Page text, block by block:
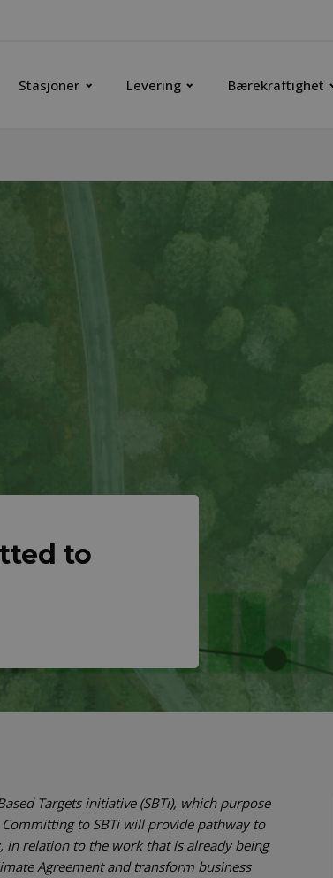
Stasjoner Levering Bærekraftighet
to
Targets initiative (SBTi), which purpose
to SBTi will provide pathway to
in relation to the work that is already being
Agreement and transform business